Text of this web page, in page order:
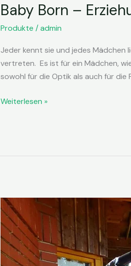
Baby Born –
Produkte /admin
Jeder kennt sie und jedes Mädchen
vertreten. Es ist für ein Mädchen,
sowohl für die Optik als auch für die
Weiterlesen »
Welche
Terrassenüberdachung
Neuss
ist
die